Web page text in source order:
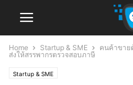
Home Startup & SME
คนค้าขาย
ส่งให้สรรพากรตรวจสอบภาษี
Startup & SME